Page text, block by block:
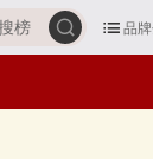
品
榜